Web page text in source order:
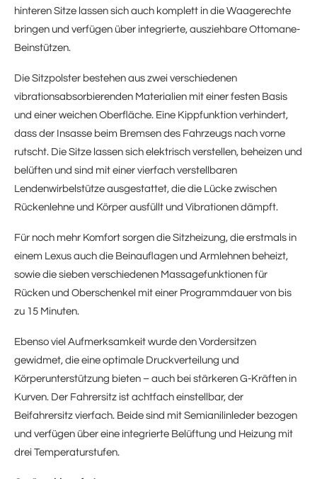
hinteren Sitze lassen sich auch komplett in die Waagerechte
bringen und verfügen über integrierte, ausziehbare Ottomane-
Beinstützen.
Die Sitzpolster bestehen aus zwei verschiedenen
vibrationsabsorbierenden Materialien mit einer festen Basis
und einer weichen Oberfläche. Eine Kippfunktion verhindert,
dass der Insasse beim Bremsen des Fahrzeugs nach vorne
rutscht. Die Sitze lassen sich elektrisch verstellen, beheizen und
belüften und sind mit einer vierfach verstellbaren
Lendenwirbelstütze ausgestattet, die die Lücke zwischen
Rückenlehne und Körper ausfüllt und Vibrationen dämpft.
Für noch mehr Komfort sorgen die Sitzheizung, die erstmals in
einem Lexus auch die Beinauflagen und Armlehnen beheizt,
sowie die sieben verschiedenen Massagefunktionen für
Rücken und Oberschenkel mit einer Programmdauer von bis
zu 15 Minuten.
Ebenso viel Aufmerksamkeit wurde den Vordersitzen
gewidmet, die eine optimale Druckverteilung und
Körperunterstützung bieten – auch bei stärkeren G-Kräften in
Kurven. Der Fahrersitz ist achtfach einstellbar, der
Beifahrersitz vierfach. Beide sind mit Semianilinleder bezogen
und verfügen über eine integrierte Belüftung und Heizung mit
drei Temperaturstufen.